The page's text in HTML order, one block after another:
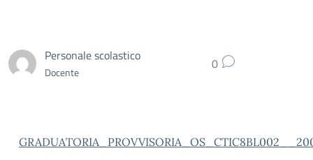
Personale scolastico
Docente 0